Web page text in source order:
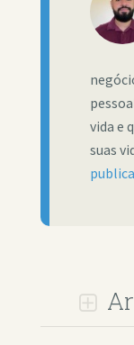
vida e
suas